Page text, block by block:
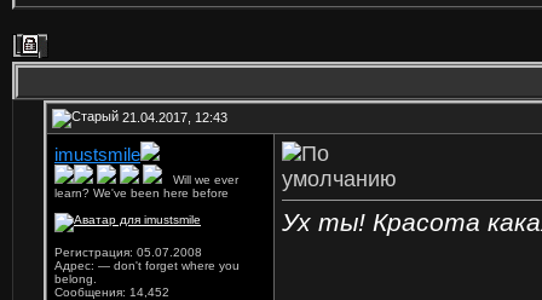
21.04.2017, 12:43
imustsmile
Will we ever
learn? We've been here before
Регистрация: 05.07.2008
Адрес: — don't forget where you
belong.
Сообщения: 14,452
Ух ты! Красота